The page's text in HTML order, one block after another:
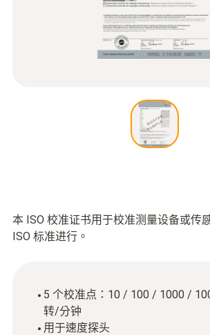
本 ISO 校准证书用于校准测量设备或传
ISO 标准进行。
5 个校准点：10 / 100 / 1000 /
转/分钟
用于速度探头